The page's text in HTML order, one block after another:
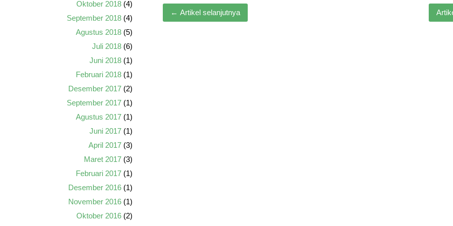
← Artikel selanjutnya
Oktober 2018 (4)
September 2018 (4)
Agustus 2018 (5)
Juli 2018 (6)
Juni 2018 (1)
Februari 2018 (1)
Desember 2017 (2)
September 2017 (1)
Agustus 2017 (1)
Juni 2017 (1)
April 2017 (3)
Maret 2017 (3)
Februari 2017 (1)
Desember 2016 (1)
November 2016 (1)
Oktober 2016 (2)